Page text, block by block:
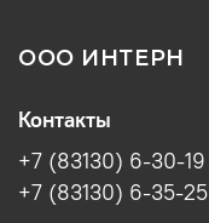
ООО ИНТЕРН
Контакты
+7 (83130) 6-30-19
+7 (83130) 6-35-25